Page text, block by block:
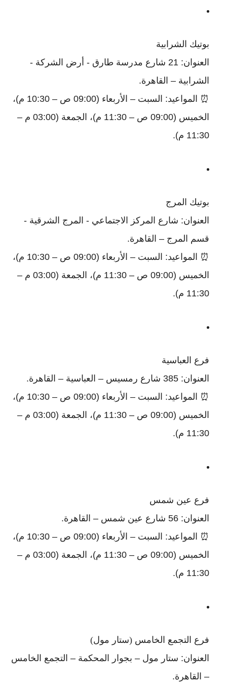
بوتيك الشرابية
العنوان: 21 شارع مدرسة طارق - أرض الشركة -
الشرابية – القاهرة.
⏰ المواعيد: السبت – الأربعاء (09:00 ص – 10:30 م)،
الخميس (09:00 ص – 11:30 م)، الجمعة (03:00 م –
11:30 م).
بوتيك المرج
العنوان: شارع المركز الاجتماعي - المرج الشرقية -
قسم المرج – القاهرة.
⏰ المواعيد: السبت – الأربعاء (09:00 ص – 10:30 م)،
الخميس (09:00 ص – 11:30 م)، الجمعة (03:00 م –
11:30 م).
فرع العباسية
العنوان: 385 شارع رمسيس – العباسية – القاهرة.
⏰ المواعيد: السبت – الأربعاء (09:00 ص – 10:30 م)،
الخميس (09:00 ص – 11:30 م)، الجمعة (03:00 م –
11:30 م).
فرع عين شمس
العنوان: 56 شارع عين شمس – القاهرة.
⏰ المواعيد: السبت – الأربعاء (09:00 ص – 10:30 م)،
الخميس (09:00 ص – 11:30 م)، الجمعة (03:00 م –
11:30 م).
فرع التجمع الخامس (ستار مول)
العنوان: ستار مول – بجوار المحكمة – التجمع الخامس
– القاهرة.